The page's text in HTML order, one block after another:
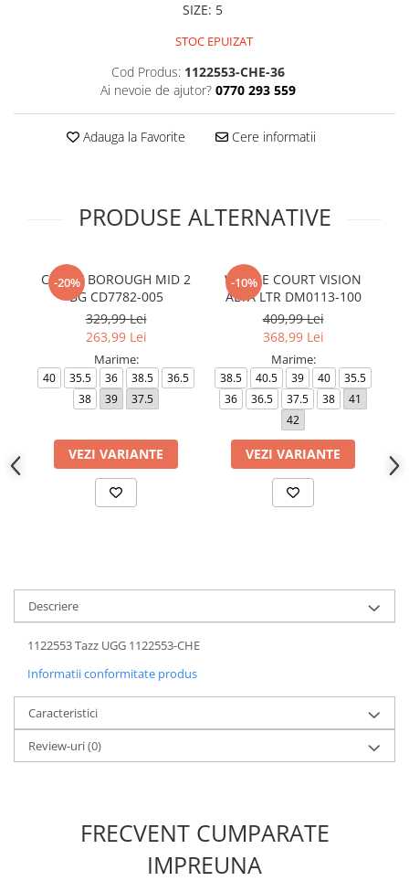
SIZE: 5
STOC EPUIZAT
Cod Produs: 1122553-CHE-36
Ai nevoie de ajutor? 0770 293 559
Adauga la Favorite Cere informatii
PRODUSE ALTERNATIVE
-20%
COURT BOROUGH MID 2
BG CD7782-005
329,99 Lei
263,99 Lei
Marime:
40 35.5 36 38.5
36.5
38
39 37.5
VEZI VARIANTE
-10%
W NIKE COURT VISION
ALTA LTR DM0113-100
409,99 Lei
368,99 Lei
Marime:
38.5 40.5 39 40
35.5
36
36.5 37.5 38
41
42
VEZI VARIANTE
Descriere
1122553 Tazz UGG 1122553-CHE
Informatii conformitate produs
Caracteristici
Review-uri(0)
FRECVENT CUMPARATE
IMPREUNA